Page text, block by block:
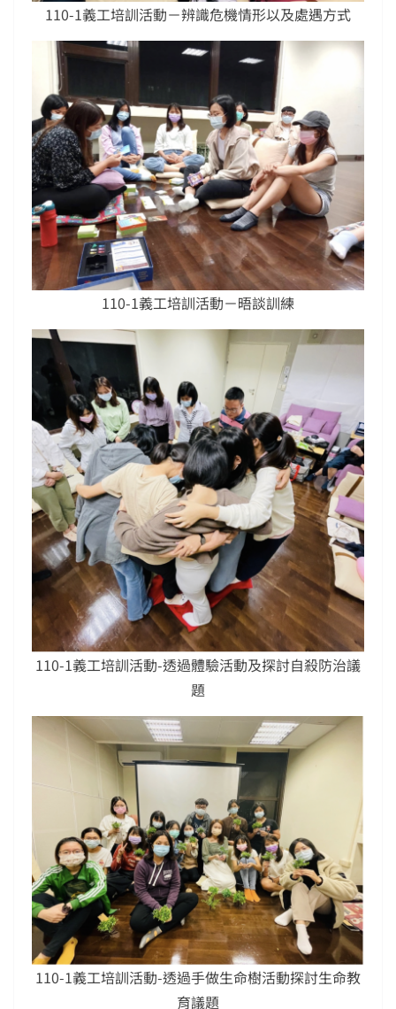
110-1義工培訓活動－辨識危機情形以及處遇方式
110-1義工培訓活動－晤談訓練
110-1義工培訓活動-透過體驗活動及探討自殺防治議
題
110-1義工培訓活動-透過手做生命樹活動探討生命教
育議題